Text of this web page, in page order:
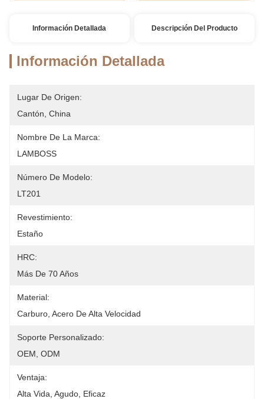
Información Detallada Descripción Del Producto
Información Detallada
Lugar De Origen:
Cantón, China
Nombre De La Marca:
LAMBOSS
Número De Modelo:
LT201
Revestimiento:
Estaño
HRC:
Más De 70 Años
Material:
Carburo, Acero De Alta Velocidad
Soporte Personalizado:
OEM, ODM
Ventaja:
Alta Vida, Agudo, Eficaz